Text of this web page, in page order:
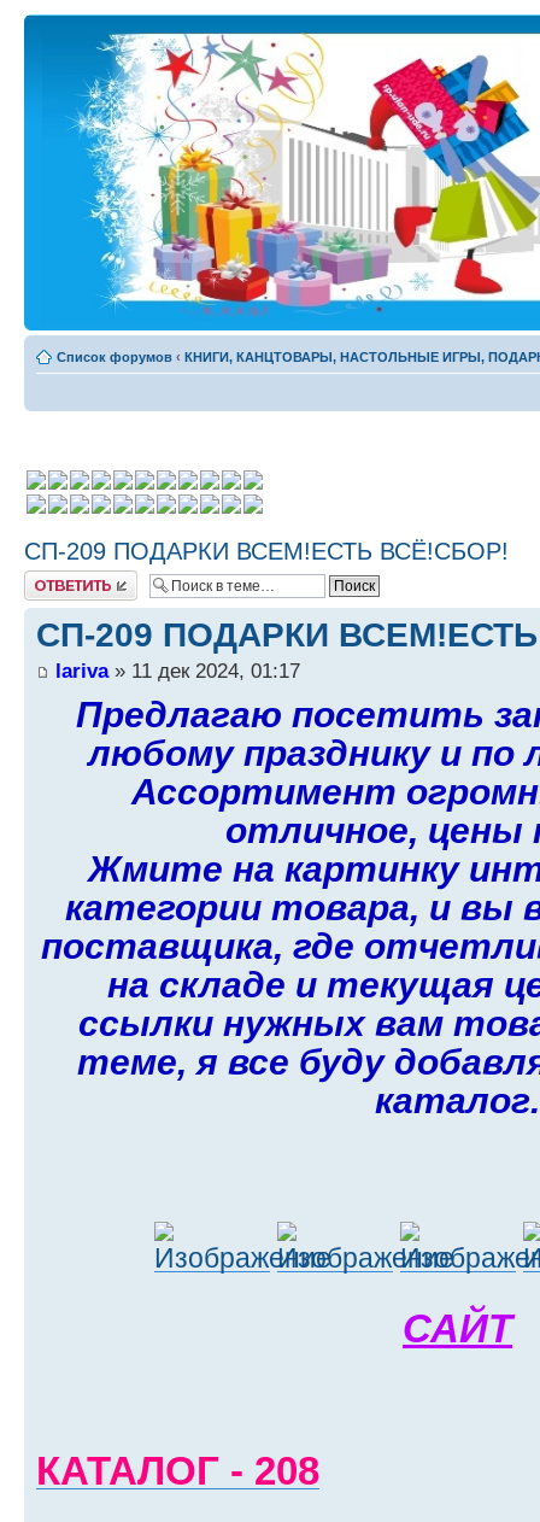
Список форумов ‹ КНИГИ, КАНЦТОВАРЫ, НАСТОЛЬНЫЕ ИГРЫ,
СП-209 ПОДАРКИ ВСЕМ!ЕСТЬ ВСЁ!СБОР!
Ответить
СП-209 ПОДАРКИ
lariva» 11 дек 2024, 01:17
Предлагаю посетить
любому празднику и по
Ассортимент
отличное, цены
Жмите на картинку
категории товара, и вы
поставщика, где
на складе и текущая
ссылки нужных вам
теме, я все буду
каталог.
САЙТ
КАТАЛОГ - 208